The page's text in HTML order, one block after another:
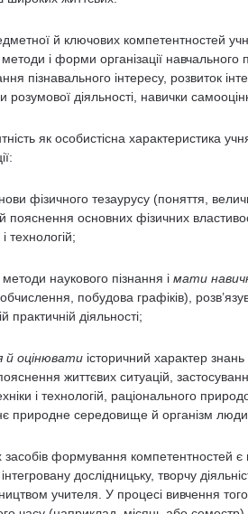
й ключових компетентностей
методи і форми організації
пізнавального інтересу, розвиток
діяльності, навички
як особистісна характеристика
фізичного тезаурусу (поняття,
пояснення основних фізичних
технологій;
наукового пізнання імати
побудова графіків),
практичній діяльності;
й оцінювати історичний характер
життєвих ситуацій,
і технологій, раціонального
природне середовище й організм
формування компетентностей є
дослідницьку, творчу
учителя. У процесі вивчення